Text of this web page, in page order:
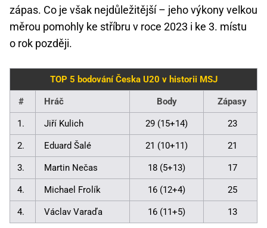
zápas. Co je však nejdůležitější – jeho výkony velkou
měrou pomohly ke stříbru v roce 2023 i ke 3. místu
o rok později.
TOP 5 bodování Česka U20 v historii MSJ
# Hráč Body Zápasy
1. Jiří Kulich 29 (15+14) 23
2. Eduard Šalé 21 (10+11) 21
3. Martin Nečas 18 (5+13) 17
4. Michael Frolík 16 (12+4) 25
4. Václav Varaďa 16 (11+5) 13